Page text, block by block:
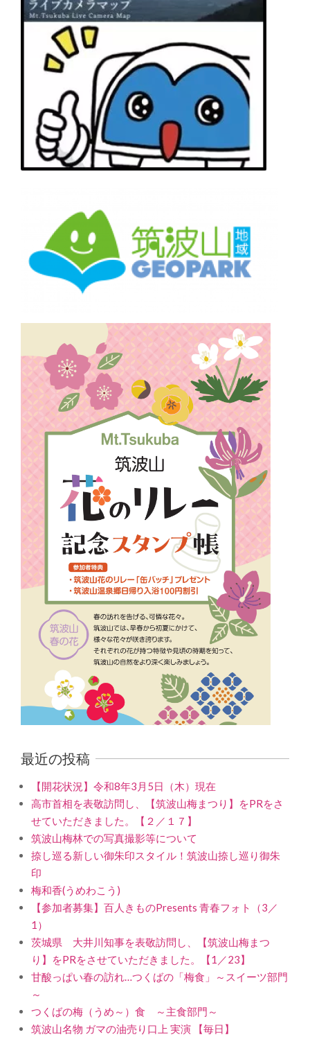
最近の投稿
【開花状況】令和8年3月5日（木）現在
高市首相を表敬訪問し、【筑波山梅まつり】をPRをさ
せていただきました。【２／１７】
筑波山梅林での写真撮影等について
捺し巡る新しい御朱印スタイル！筑波山捺し巡り御朱
印
梅和香(うめわこう)
【参加者募集】百人きものPresents 青春フォト（3／
1）
茨城県 大井川知事を表敬訪問し、【筑波山梅まつ
り】をPRをさせていただきました。【1／23】
甘酸っぱい春の訪れ…つくばの「梅食」～スイーツ部門
～
つくばの梅（うめ～）食 ～主食部門～
筑波山名物 ガマの油売り口上 実演 【毎日】